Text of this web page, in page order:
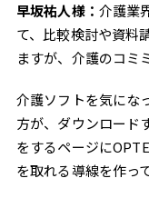
早坂祐人様： 介護業
て、比較検討や資料
ますが、介護のコミ
介護ソフトを気にな
方が、ダウンロード
をするページに
を取れる導線を作っ